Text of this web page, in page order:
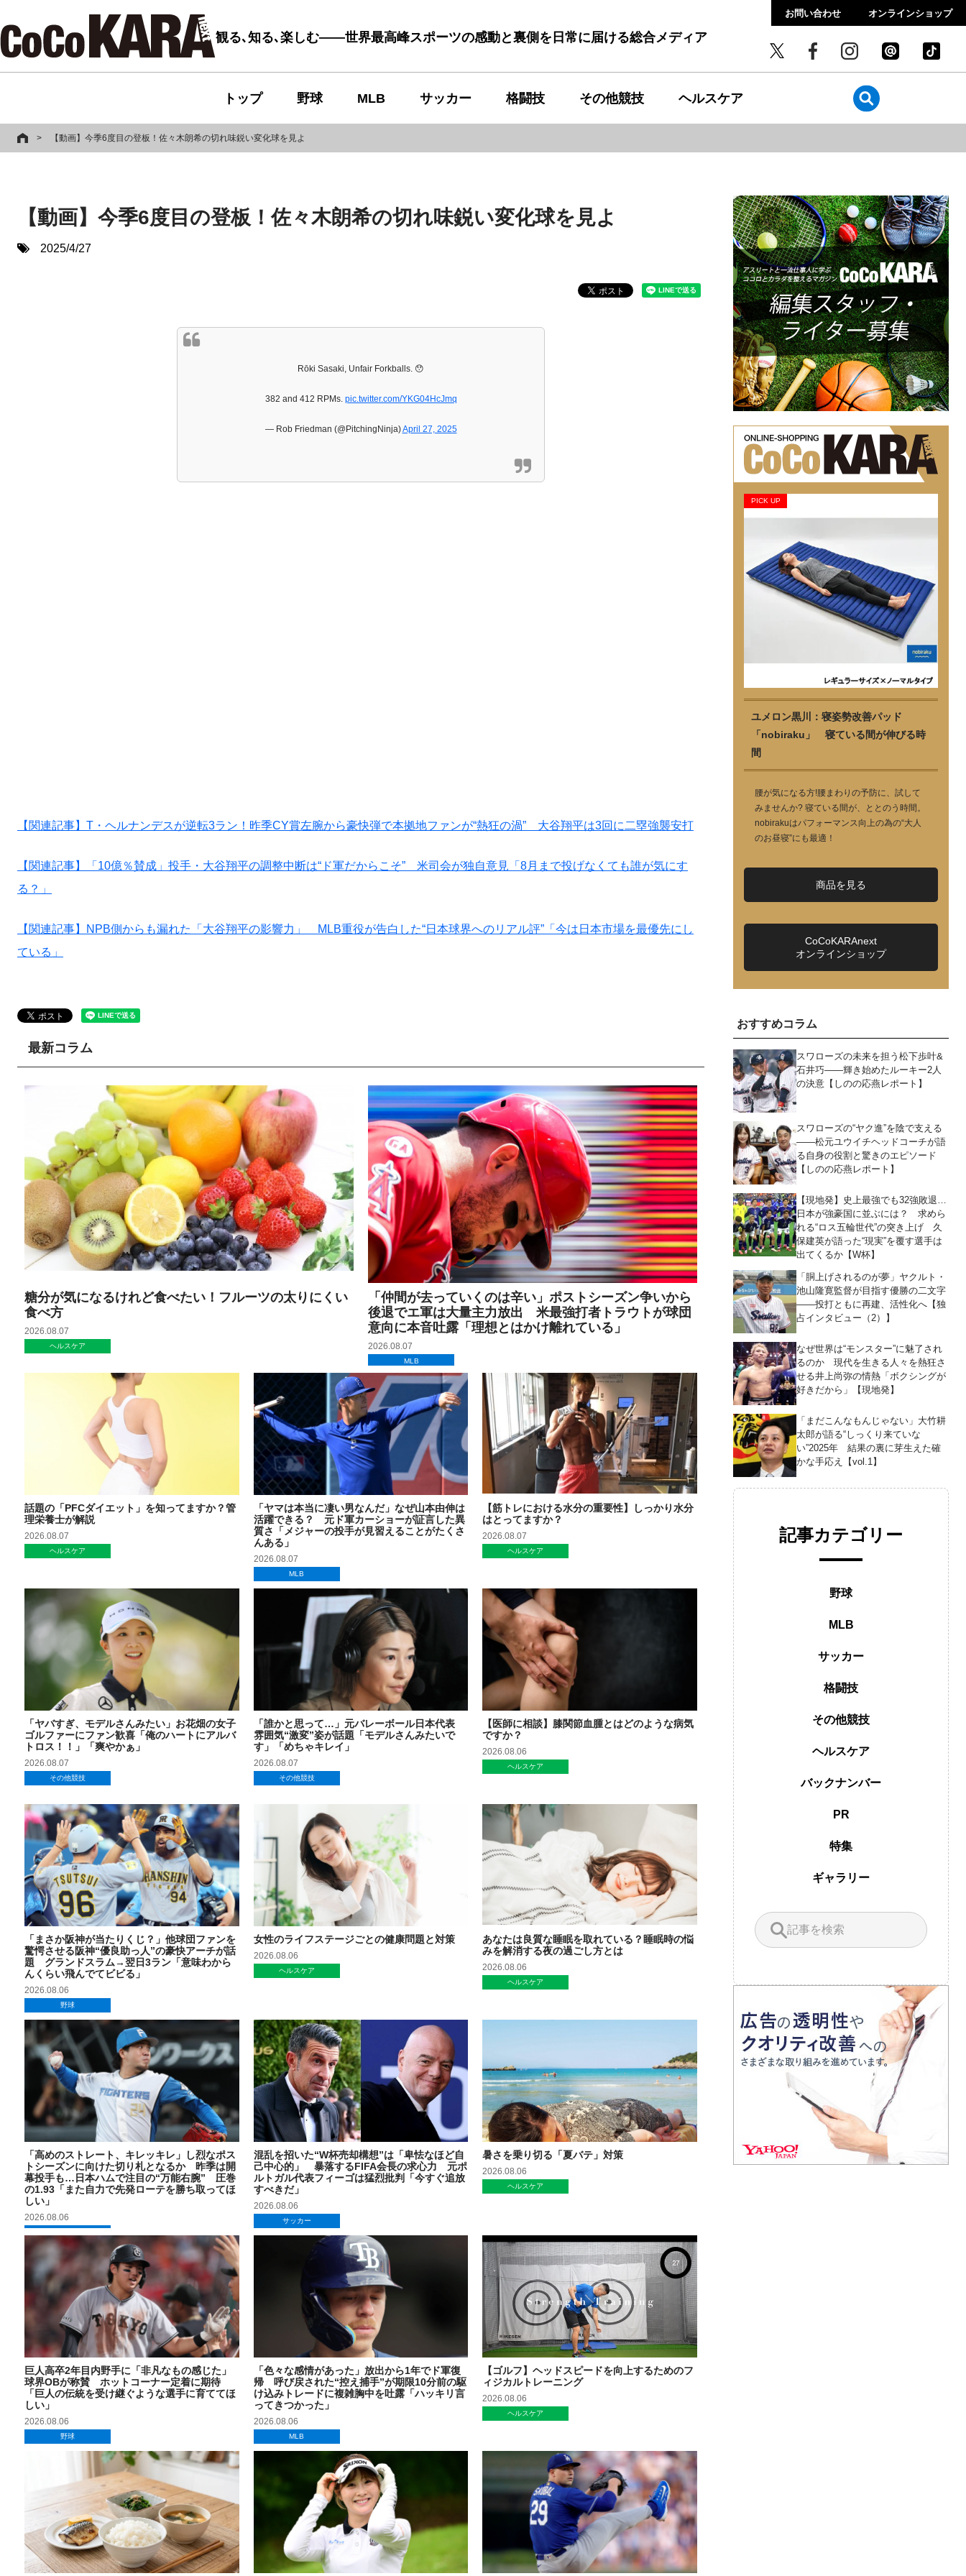
観る､知る､楽しむ――世界最高峰スポーツの感動と裏側を日常に届ける総合メディア
お問い合わせ オンラインショップ
トップ 野球 MLB サッカー 格闘技 その他競技 ヘルスケア
> 【動画】今季6度目の登板！佐々木朗希の切れ味鋭い変化球を見よ
【動画】今季6度目の登板！佐々木朗希の切れ味鋭い変化球を見よ
2025/4/27
Rōki Sasaki, Unfair Forkballs. 😯
382 and 412 RPMs. pic.twitter.com/YKG04HcJmq
— Rob Friedman (@PitchingNinja)April 27, 2025
【関連記事】T・ヘルナンデスが逆転3ラン！昨季CY賞左腕から豪快弾で本拠地ファンが“熱狂の渦” 大谷翔平は3回に二塁強襲安打
【関連記事】「10億％賛成」投手・大谷翔平の調整中断は“ド軍だからこそ” 米司会が独自意見「8月まで投げなくても誰が気にす
る？」
【関連記事】NPB側からも漏れた「大谷翔平の影響力」 MLB重役が告白した“日本球界へのリアル評”「今は日本市場を最優先にし
ている」
最新コラム
糖分が気になるけれど食べたい！フルーツの太りにくい
食べ方
2026.08.07
ヘルスケア
「仲間が去っていくのは辛い」ポストシーズン争いから
後退でエ軍は大量主力放出 米最強打者トラウトが球団
意向に本音吐露「理想とはかけ離れている」
2026.08.07
MLB
話題の「PFCダイエット」を知ってますか？管
理栄養士が解説
2026.08.07
ヘルスケア
「ヤマは本当に凄い男なんだ」なぜ山本由伸は
活躍できる？ 元ド軍カーショーが証言した異
質さ「メジャーの投手が見習えることがたくさ
んある」
2026.08.07
MLB
【筋トレにおける水分の重要性】しっかり水分
はとってますか？
2026.08.07
ヘルスケア
「ヤバすぎ、モデルさんみたい」お花畑の女子
ゴルファーにファン歓喜「俺のハートにアルバ
トロス！！」「爽やかぁ」
2026.08.07
その他競技
「誰かと思って…」元バレーボール日本代表
雰囲気“激変”姿が話題「モデルさんみたいで
す」「めちゃキレイ」
2026.08.07
その他競技
【医師に相談】膝関節血腫とはどのような病気
ですか？
2026.08.06
ヘルスケア
「まさか阪神が当たりくじ？」他球団ファンを
驚愕させる阪神“優良助っ人”の豪快アーチが話
題 グランドスラム→翌日3ラン「意味わから
んくらい飛んでてビビる」
2026.08.06
野球
女性のライフステージごとの健康問題と対策
2026.08.06
ヘルスケア
あなたは良質な睡眠を取れている？睡眠時の悩
みを解消する夜の過ごし方とは
2026.08.06
ヘルスケア
「高めのストレート、キレッキレ」し烈なポス
トシーズンに向けた切り札となるか 昨季は開
幕投手も…日本ハムで注目の“万能右腕” 圧巻
の1.93「また自力で先発ローテを勝ち取ってほ
しい」
2026.08.06
混乱を招いた“W杯売却構想”は「卑怯なほど自
己中心的」 暴落するFIFA会長の求心力 元ポ
ルトガル代表フィーゴは猛烈批判「今すぐ追放
すべきだ」
2026.08.06
サッカー
暑さを乗り切る「夏バテ」対策
2026.08.06
ヘルスケア
巨人高卒2年目内野手に「非凡なもの感じた」
球界OBが称賛 ホットコーナー定着に期待
「巨人の伝統を受け継ぐような選手に育ててほ
しい」
2026.08.06
野球
「色々な感情があった」放出から1年でド軍復
帰 呼び戻された“控え捕手”が期限10分前の駆
け込みトレードに複雑胸中を吐露「ハッキリ言
ってきつかった」
2026.08.06
MLB
【ゴルフ】ヘッドスピードを向上するためのフ
ィジカルトレーニング
2026.08.06
ヘルスケア
PICK UP
ユメロン黒川：寝姿勢改善パッド
「nobiraku」 寝ている間が伸びる時
間
腰が気になる方!腰まわりの予防に、試して
みませんか? 寝ている間が、ととのう時間。
nobirakuはパフォーマンス向上の為の“大人
のお昼寝”にも最適！
商品を見る
CoCoKARAnext
オンラインショップ
おすすめコラム
スワローズの未来を担う松下歩叶&
石井巧――輝き始めたルーキー2人
の決意【しのの応燕レポート】
スワローズの“ヤク進”を陰で支える
――松元ユウイチヘッドコーチが語
る自身の役割と驚きのエピソード
【しのの応燕レポート】
【現地発】史上最強でも32強敗退…
日本が強豪国に並ぶには？ 求めら
れる“ロス五輪世代”の突き上げ 久
保建英が語った“現実”を覆す選手は
出てくるか【W杯】
「胴上げされるのが夢」ヤクルト・
池山隆寛監督が目指す優勝の二文字
――投打ともに再建、活性化へ【独
占インタビュー（2）】
なぜ世界は“モンスター”に魅了され
るのか 現代を生きる人々を熱狂さ
せる井上尚弥の情熱「ボクシングが
好きだから」【現地発】
「まだこんなもんじゃない」大竹耕
太郎が語る“しっくり来ていな
い”2025年 結果の裏に芽生えた確
かな手応え【vol.1】
記事カテゴリー
野球
MLB
サッカー
格闘技
その他競技
ヘルスケア
バックナンバー
PR
特集
ギャラリー